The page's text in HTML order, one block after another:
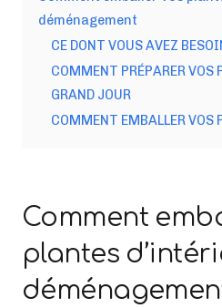
déménagement
CE DONT VOUS AVEZ
COMMENT PRÉPARER VOS
GRAND JOUR
COMMENT EMBALLER VOS
Comment
plantes